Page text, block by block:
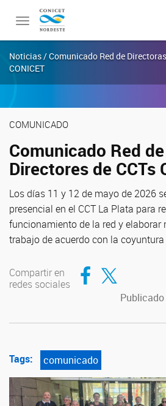
Toggle
navigation
Noticias / Comunicado Red de
CONICET
COMUNICADO
Comunicado Red
Directores de CCTs
Los días 11 y 12 de mayo de 2026
presencial en el CCT La Plata para
funcionamiento de la red y elaborar
trabajo de acuerdo con la
Compartir en
redes sociales
Compartir en Facebook
Compartir en Twitter
Tags: comunicado